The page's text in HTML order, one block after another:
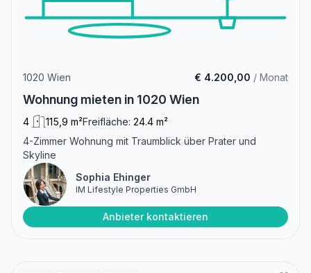
1020 Wien € 4.200,00 / Monat
Wohnung mieten in 1020 Wien
4 115,9 m²Freifläche: 24.4 m²
4-Zimmer Wohnung mit Traumblick über Prater und
Skyline
Sophia Ehinger
IM Lifestyle Properties GmbH
Anbieter kontaktieren